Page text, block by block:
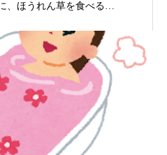
、ほうれん草を食べる…